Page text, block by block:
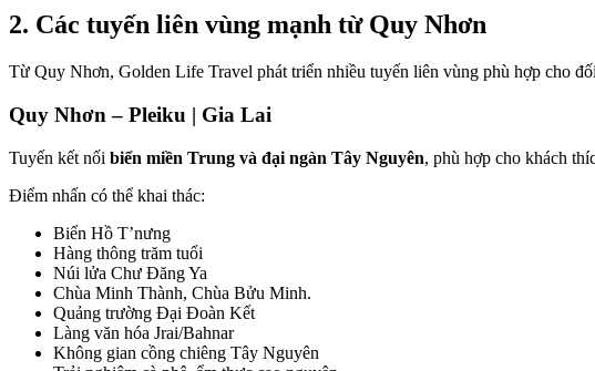
2. Các tuyến liên vùng mạnh từ Quy Nhơn
Từ Quy Nhơn, Golden Life Travel phát triển nhiều tuyến liên vùng phù hợp cho
Quy Nhơn – Pleiku | Gia Lai
Tuyến kết nối biển miền Trung và đại ngàn Tây Nguyên, phù hợp cho khách
Điểm nhấn có thể khai thác:
Biển Hồ T’nưng
Hàng thông trăm tuổi
Núi lửa Chư Đăng Ya
Chùa Minh Thành, Chùa Bửu Minh.
Quảng trường Đại Đoàn Kết
Làng văn hóa Jrai/Bahnar
Không gian cồng chiêng Tây Nguyên